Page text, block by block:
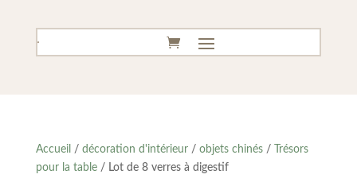
Accueil / décoration d'intérieur/ objets chinés/
Trésors
pour la table/ Lot de 8 verres à digestif